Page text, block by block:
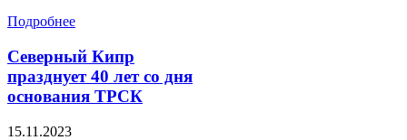
Подробнее
Северный Кипр
празднует 40 лет со дня
основания ТРСК
15.11.2023